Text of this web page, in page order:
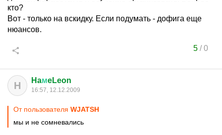
кто?
Вот - только на вскидку. Если подумать - дофига еще
нюансов.
5/0
H HaмeLeon
16:57, 12.12.2009
От пользователя WJATSH
мы и не сомневались